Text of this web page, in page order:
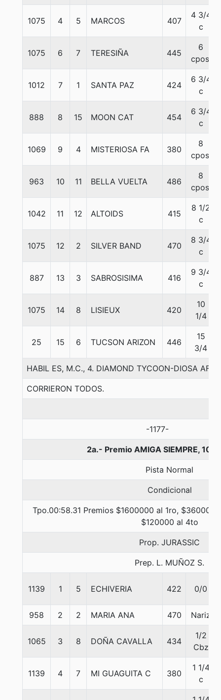
1075 4 5 MARCOS 407
4 3/4
c
1075 6 7 TERESIÑA 445
6
cpos.
1012 7 1 SANTA PAZ 424
6 3/4
c
888 8 15 MOON CAT 454
6 3/4
c
1069 9 4 MISTERIOSA FA 380
8
cpos.
963 10 11 BELLA VUELTA 486
8
cpos.
1042 11 12 ALTOIDS 415
8 1/2
c
1075 12 2 SILVER BAND 470
8 3/4
c
887 13 3 SABROSISIMA 416
9 3/4
c
1075 14 8 LISIEUX 420
10
1/4
25 15 6 TUCSON ARIZON 446
15
3/4
HABIL ES, M.C., 4. DIAMOND TYCOON-DIOSA
CORRIERON TODOS.
-1177-
2a.- Premio AMIGA SIEMPRE,
Pista Normal
Condicional
Tpo.00:58.31 Premios $1600000 al 1ro,
$120000 al 4to
Prop. JURASSIC
Prep. L. MUÑOZ S.
1139 1 5 ECHIVERIA 422 0/0
958 2 2 MARIA ANA 470 Nariz
1065 3 8 DOÑA CAVALLA 434
1/2
Cbz
1139 4 7 MI GUAGUITA C 380
1 1/4
c